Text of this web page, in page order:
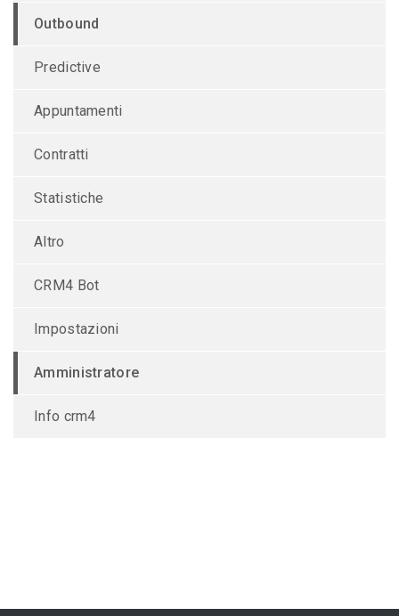
Outbound
Predictive
Appuntamenti
Contratti
Statistiche
Altro
CRM4 Bot
Impostazioni
Amministratore
Info crm4